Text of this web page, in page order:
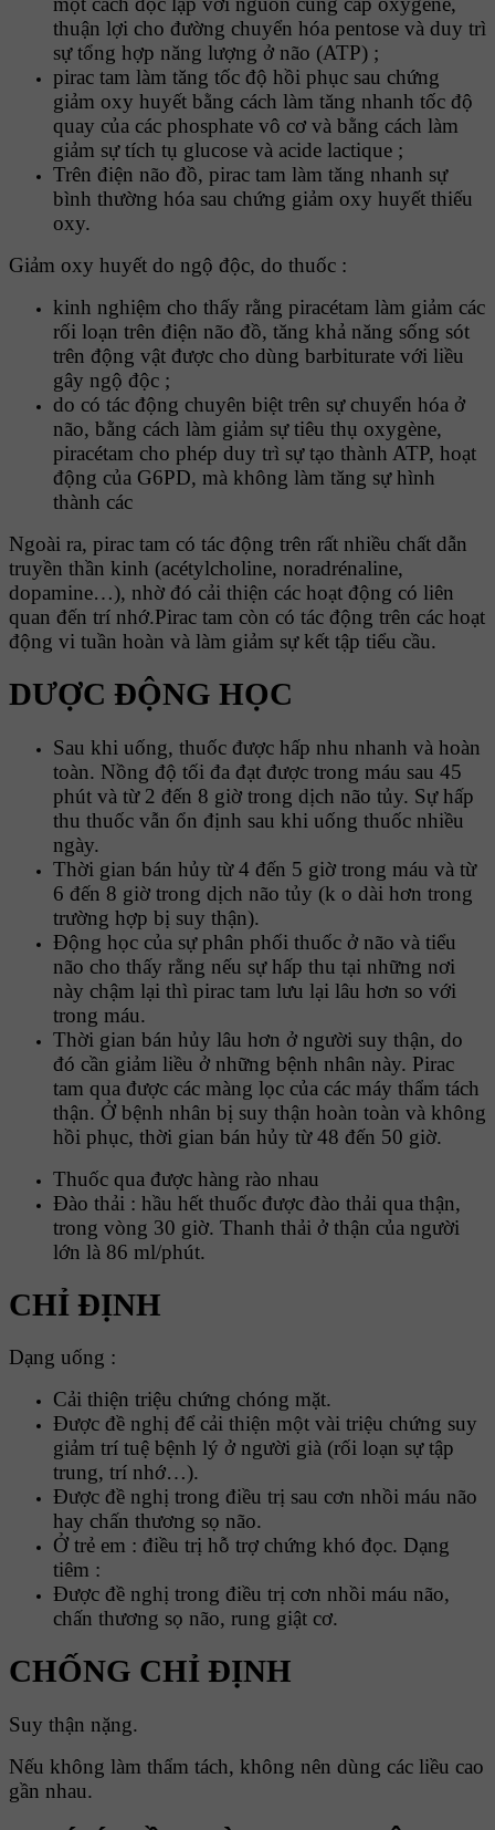
thuận lợi cho đường chuyển hóa pentose và duy trì
sự tổng hợp năng lượng ở não (ATP) ;
pirac tam làm tăng tốc độ hồi phục sau chứng
giảm oxy huyết bằng cách làm tăng nhanh tốc độ
quay của các phosphate vô cơ và bằng cách làm
giảm sự tích tụ glucose và acide lactique ;
Trên điện não đồ, pirac tam làm tăng nhanh sự
bình thường hóa sau chứng giảm oxy huyết thiếu
oxy.
Giảm oxy huyết do ngộ độc, do thuốc :
kinh nghiệm cho thấy rằng piracétam làm giảm các
rối loạn trên điện não đồ, tăng khả năng sống sót
trên động vật được cho dùng barbiturate với liều
gây ngộ độc ;
do có tác động chuyên biệt trên sự chuyển hóa ở
não, bằng cách làm giảm sự tiêu thụ oxygène,
piracétam cho phép duy trì sự tạo thành ATP, hoạt
động của G6PD, mà không làm tăng sự hình
thành các
Ngoài ra, pirac tam có tác động trên rất nhiều chất dẫn
truyền thần kinh (acétylcholine, noradrénaline,
dopamine…), nhờ đó cải thiện các hoạt động có liên
quan đến trí nhớ.Pirac tam còn có tác động trên các hoạt
động vi tuần hoàn và làm giảm sự kết tập tiểu cầu.
DƯỢC ĐỘNG HỌC
Sau khi uống, thuốc được hấp nhu nhanh và hoàn
toàn. Nồng độ tối đa đạt được trong máu sau 45
phút và từ 2 đến 8 giờ trong dịch não tủy. Sự hấp
thu thuốc vẫn ổn định sau khi uống thuốc nhiều
ngày.
Thời gian bán hủy từ 4 đến 5 giờ trong máu và từ
6 đến 8 giờ trong dịch não tủy (k o dài hơn trong
trường hợp bị suy thận).
Động học của sự phân phối thuốc ở não và tiểu
não cho thấy rằng nếu sự hấp thu tại những nơi
này chậm lại thì pirac tam lưu lại lâu hơn so với
trong máu.
Thời gian bán hủy lâu hơn ở người suy thận, do
đó cần giảm liều ở những bệnh nhân này. Pirac
tam qua được các màng lọc của các máy thẩm tách
thận. Ở bệnh nhân bị suy thận hoàn toàn và không
hồi phục, thời gian bán hủy từ 48 đến 50 giờ.
Thuốc qua được hàng rào nhau
Đào thải : hầu hết thuốc được đào thải qua thận,
trong vòng 30 giờ. Thanh thải ở thận của người
lớn là 86 ml/phút.
CHỈ ĐỊNH
Dạng uống :
Cải thiện triệu chứng chóng mặt.
Được đề nghị để cải thiện một vài triệu chứng suy
giảm trí tuệ bệnh lý ở người già (rối loạn sự tập
trung, trí nhớ…).
Được đề nghị trong điều trị sau cơn nhồi máu não
hay chấn thương sọ não.
Ở trẻ em : điều trị hỗ trợ chứng khó đọc. Dạng
tiêm :
Được đề nghị trong điều trị cơn nhồi máu não,
chấn thương sọ não, rung giật cơ.
CHỐNG CHỈ ĐỊNH
Suy thận nặng.
Nếu không làm thẩm tách, không nên dùng các liều cao
gần nhau.